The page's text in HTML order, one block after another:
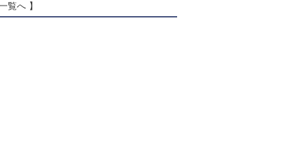
覧へ 】